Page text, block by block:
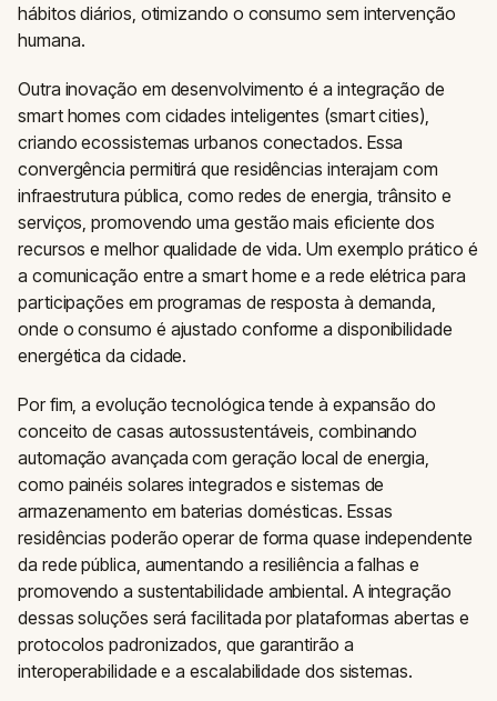
hábitos diários, otimizando o consumo sem intervenção
humana.
Outra inovação em desenvolvimento é a integração de
smart homes com cidades inteligentes (smart cities),
criando ecossistemas urbanos conectados. Essa
convergência permitirá que residências interajam com
infraestrutura pública, como redes de energia, trânsito e
serviços, promovendo uma gestão mais eficiente dos
recursos e melhor qualidade de vida. Um exemplo prático é
a comunicação entre a smart home e a rede elétrica para
participações em programas de resposta à demanda,
onde o consumo é ajustado conforme a disponibilidade
energética da cidade.
Por fim, a evolução tecnológica tende à expansão do
conceito de casas autossustentáveis, combinando
automação avançada com geração local de energia,
como painéis solares integrados e sistemas de
armazenamento em baterias domésticas. Essas
residências poderão operar de forma quase independente
da rede pública, aumentando a resiliência a falhas e
promovendo a sustentabilidade ambiental. A integração
dessas soluções será facilitada por plataformas abertas e
protocolos padronizados, que garantirão a
interoperabilidade e a escalabilidade dos sistemas.